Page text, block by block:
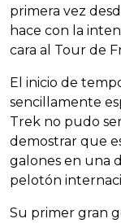
primera vez
hace con la
cara al Tour de
El inicio de
sencillamente
Trek no pudo
demostrar que
galones en una
pelotón
Su primer gran